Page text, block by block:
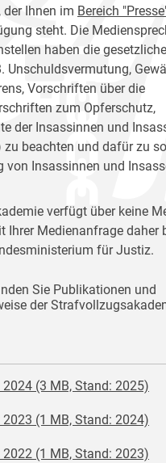
der Ihnen im Bereich
steht. Die
haben die
Unschuldsvermutung,
Vorschriften über die
zum Opferschutz,
der Insassinnen und
zu beachten und dafür zu
von Insassinnen und
verfügt über keine
Ihrer Medienanfrage daher
für Justiz.
Sie Publikationen und
der
(3 MB, Stand: 2025)
(1 MB, Stand: 2024)
(1 MB, Stand: 2023)